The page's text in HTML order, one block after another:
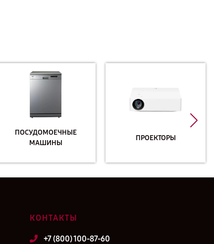
ПОСУДОМОЕЧНЫЕ
МАШИНЫ
ПРОЕКТОРЫ
КОНТАКТЫ
+7 (800) 100-87-60